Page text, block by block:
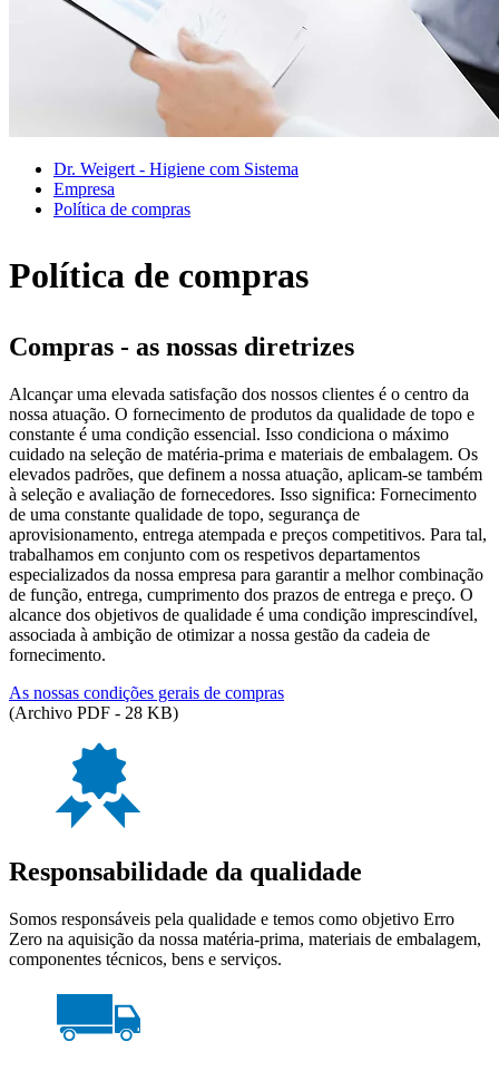
Dr. Weigert - Higiene com Sistema
Empresa
Política de compras
Política de compras
Compras - as nossas diretrizes
Alcançar uma elevada satisfação dos nossos clientes é o centro da
nossa atuação. O fornecimento de produtos da qualidade de topo e
constante é uma condição essencial. Isso condiciona o máximo
cuidado na seleção de matéria-prima e materiais de embalagem. Os
elevados padrões, que definem a nossa atuação, aplicam-se também
à seleção e avaliação de fornecedores. Isso significa: Fornecimento
de uma constante qualidade de topo, segurança de
aprovisionamento, entrega atempada e preços competitivos. Para tal,
trabalhamos em conjunto com os respetivos departamentos
especializados da nossa empresa para garantir a melhor combinação
de função, entrega, cumprimento dos prazos de entrega e preço. O
alcance dos objetivos de qualidade é uma condição imprescindível,
associada à ambição de otimizar a nossa gestão da cadeia de
fornecimento.
As nossas condições gerais de compras
(Archivo PDF - 28 KB)
Responsabilidade da qualidade
Somos responsáveis pela qualidade e temos como objetivo Erro
Zero na aquisição da nossa matéria-prima, materiais de embalagem,
componentes técnicos, bens e serviços.